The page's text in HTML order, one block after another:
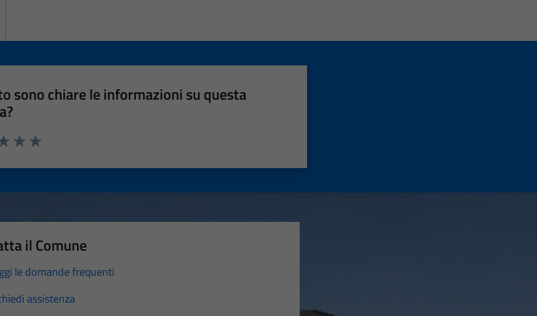
sono chiare le informazioni su questa
il Comune
le domande frequenti
assistenza